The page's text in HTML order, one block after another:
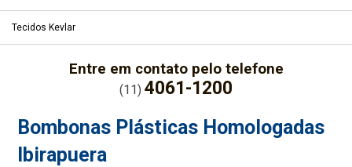
Tecidos Kevlar
Entre em contato pelo telefone
(11) 4061-1200
Bombonas Plásticas Homologadas
Ibirapuera